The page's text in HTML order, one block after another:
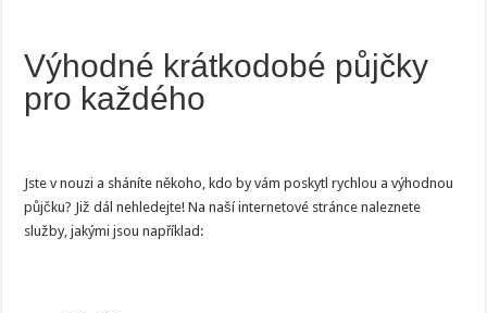
Výhodné krátkodobé půjčky
pro každého
Jste v nouzi a sháníte někoho, kdo by vám poskytl rychlou a výhodnou
půjčku? Již dál nehledejte! Na naší internetové stránce naleznete
služby, jakými jsou například: